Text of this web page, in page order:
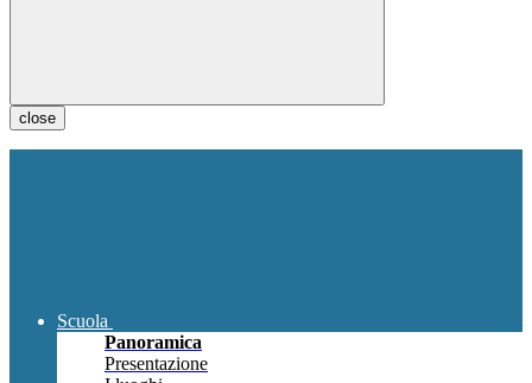
close
Scuola
Panoramica
Presentazione